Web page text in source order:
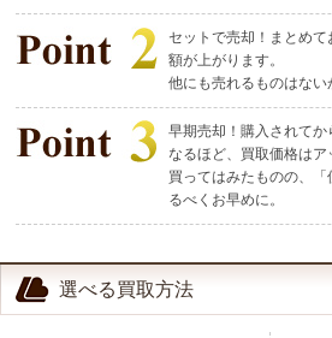
セットで売却！まとめ
額が上がります。
他にも売れるものはない
早期売却！購入されて
なるほど、買取価格はア
買ってはみたものの、
るべくお早めに。
選べる買取方法